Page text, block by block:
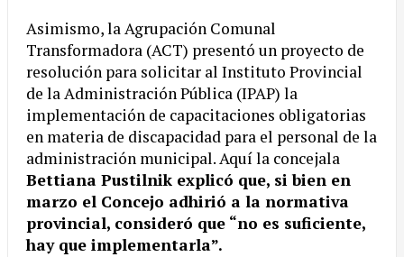
Asimismo, la Agrupación Comunal
Transformadora (ACT) presentó un proyecto de
resolución para solicitar al Instituto Provincial
de la Administración Pública (IPAP) la
implementación de capacitaciones obligatorias
en materia de discapacidad para el personal de la
administración municipal. Aquí la concejala
Bettiana Pustilnik explicó que, si bien en
marzo el Concejo adhirió a la normativa
provincial, consideró que “no es suficiente,
hay que implementarla”.